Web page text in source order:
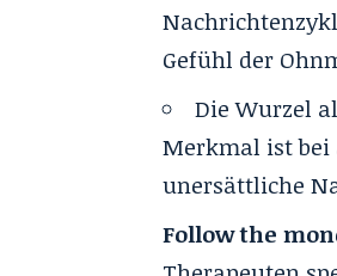
Gefühl der
Die Wurzel
Merkmal ist
unersättliche
Follow the